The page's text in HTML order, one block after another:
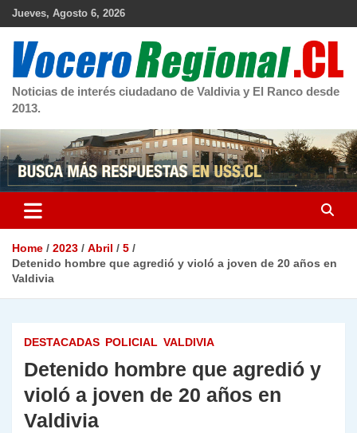
Skip
Jueves, Agosto 6, 2026
Noticias de interés ciudadano de Valdivia y El Ranco desde
2013.
Home 2023 Abril
5
Detenido hombre que agredió y violó a joven de 20 años en
Valdivia
DESTACADAS POLICIAL VALDIVIA
Detenido hombre que agredió y
violó a joven de 20 años en
Valdivia